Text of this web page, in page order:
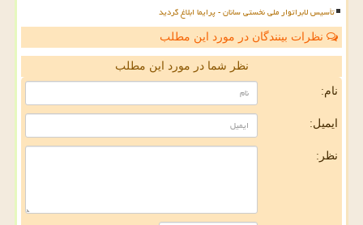
تأسیس لابراتوار ملی نخستی سانان - پرایما ابلاغ گردید
نظرات بینندگان در مورد این مطلب
نظر شما در مورد این مطلب
نام:
ایمیل:
نظر: